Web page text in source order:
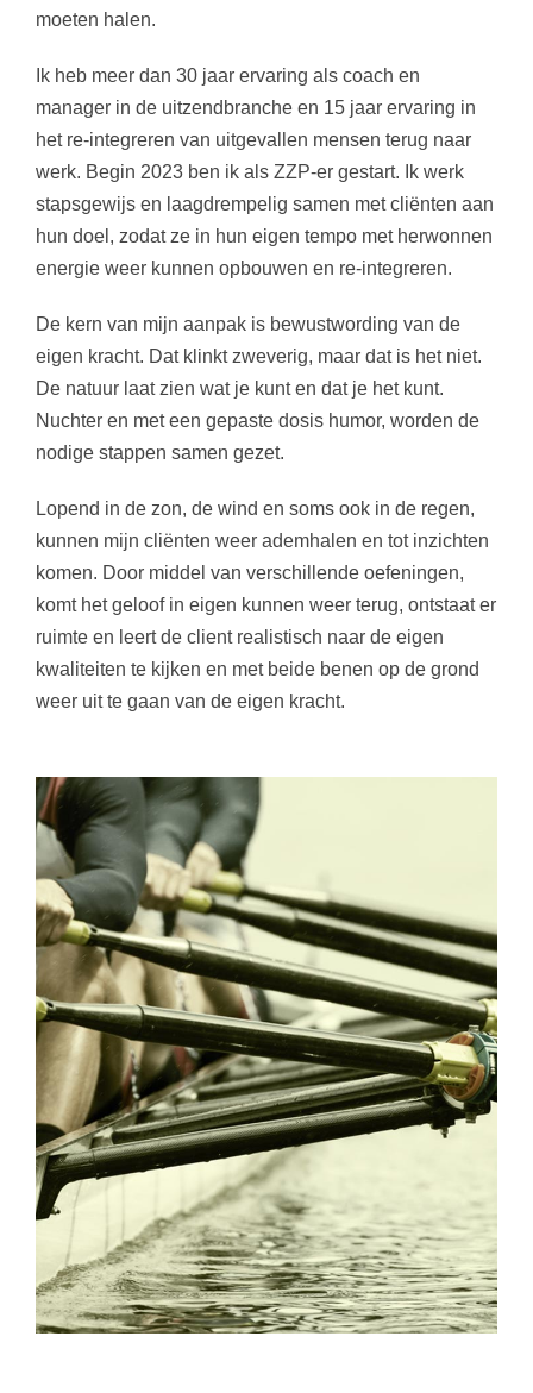
moeten halen.
Ik heb meer dan 30 jaar ervaring als coach en
manager in de uitzendbranche en 15 jaar ervaring in
het re-integreren van uitgevallen mensen terug naar
werk. Begin 2023 ben ik als ZZP-er gestart. Ik werk
stapsgewijs en laagdrempelig samen met cliënten aan
hun doel, zodat ze in hun eigen tempo met herwonnen
energie weer kunnen opbouwen en re-integreren.
De kern van mijn aanpak is bewustwording van de
eigen kracht. Dat klinkt zweverig, maar dat is het niet.
De natuur laat zien wat je kunt en dat je het kunt.
Nuchter en met een gepaste dosis humor, worden de
nodige stappen samen gezet.
Lopend in de zon, de wind en soms ook in de regen,
kunnen mijn cliënten weer ademhalen en tot inzichten
komen. Door middel van verschillende oefeningen,
komt het geloof in eigen kunnen weer terug, ontstaat er
ruimte en leert de client realistisch naar de eigen
kwaliteiten te kijken en met beide benen op de grond
weer uit te gaan van de eigen kracht.